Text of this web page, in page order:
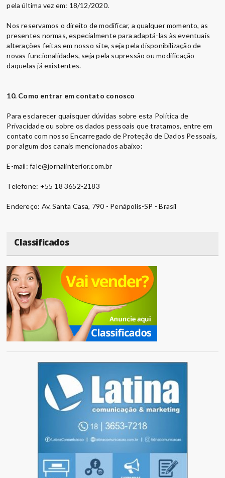
pela última vez em: 18/12/2020.
Nos reservamos o direito de modificar, a qualquer momento, as
presentes normas, especialmente para adaptá-las às eventuais
alterações feitas em nosso site, seja pela disponibilização de
novas funcionalidades, seja pela supressão ou modificação
daquelas já existentes.
10. Como entrar em contato conosco
Para esclarecer quaisquer dúvidas sobre esta Política de
Privacidade ou sobre os dados pessoais que tratamos, entre em
contato com nosso Encarregado de Proteção de Dados Pessoais,
por algum dos canais mencionados abaixo:
E-mail: fale@jornalinterior.com.br
Telefone: +55 18 3652-2183
Endereço: Av. Santa Casa, 790 - Penápolis-SP - Brasil
Classificados